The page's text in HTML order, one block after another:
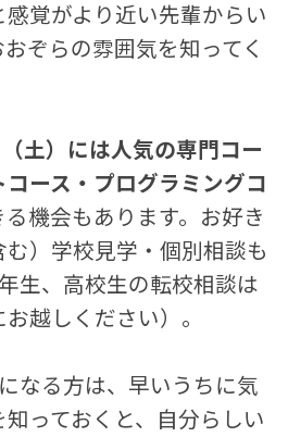
覚がより近い先輩からい
ぞらの雰囲気を知ってく
土）には人気の専門コー
ース・プログラミングコ
機会もあります。お好き
）学校見学・個別相談も
生、高校生の転校相談は
越しください）。
なる方は、早いうちに気
っておくと、自分らしい